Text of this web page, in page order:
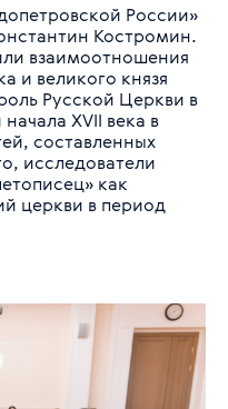
России»
Костромин.
взаимоотношения
и великого князя
Русской Церкви в
XVII века в
составленных
исследователи
как
церкви в период